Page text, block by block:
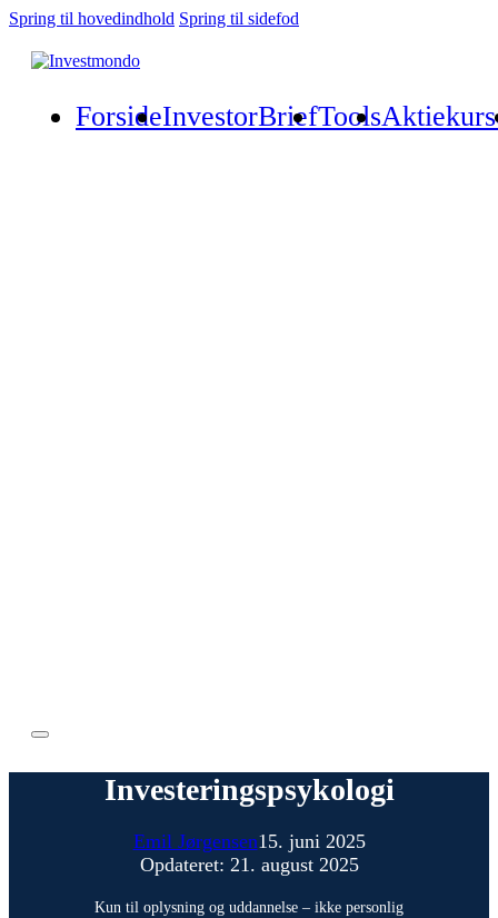
Spring til hovedindhold Spring til sidefod
ForsideInvestorBriefTools
Investeringspsykologi
Emil Jørgensen15. juni 2025
Opdateret: 21. august 2025
Kun til oplysning og uddannelse – ikke personlig